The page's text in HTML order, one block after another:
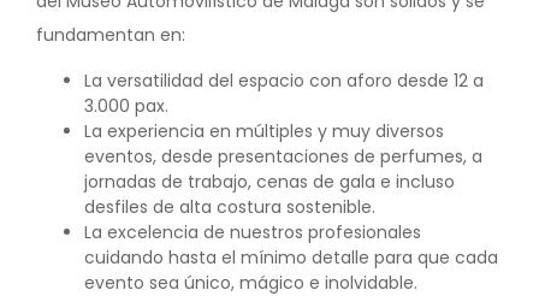
fundamentan en:
La versatilidad del espacio con aforo desde 12 a
3.000 pax.
La experiencia en múltiples y muy diversos
eventos, desde presentaciones de perfumes, a
jornadas de trabajo, cenas de gala e incluso
desfiles de alta costura sostenible.
La excelencia de nuestros profesionales
cuidando hasta el mínimo detalle para que cada
evento sea único, mágico e inolvidable.